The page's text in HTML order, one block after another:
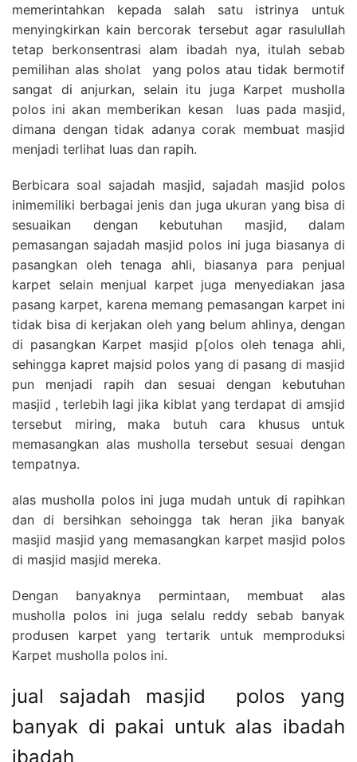
memerintahkan kepada salah satu istrinya untuk
menyingkirkan kain bercorak tersebut agar rasulullah
tetap berkonsentrasi alam ibadah nya, itulah sebab
pemilihan alas sholat yang polos atau tidak bermotif
sangat di anjurkan, selain itu juga Karpet musholla
polos ini akan memberikan kesan luas pada masjid,
dimana dengan tidak adanya corak membuat masjid
menjadi terlihat luas dan rapih.
Berbicara soal sajadah masjid, sajadah masjid polos
inimemiliki berbagai jenis dan juga ukuran yang bisa di
sesuaikan dengan kebutuhan masjid, dalam
pemasangan sajadah masjid polos ini juga biasanya di
pasangkan oleh tenaga ahli, biasanya para penjual
karpet selain menjual karpet juga menyediakan jasa
pasang karpet, karena memang pemasangan karpet ini
tidak bisa di kerjakan oleh yang belum ahlinya, dengan
di pasangkan Karpet masjid p[olos oleh tenaga ahli,
sehingga kapret majsid polos yang di pasang di masjid
pun menjadi rapih dan sesuai dengan kebutuhan
masjid , terlebih lagi jika kiblat yang terdapat di amsjid
tersebut miring, maka butuh cara khusus untuk
memasangkan alas musholla tersebut sesuai dengan
tempatnya.
alas musholla polos ini juga mudah untuk di rapihkan
dan di bersihkan sehoingga tak heran jika banyak
masjid masjid yang memasangkan karpet masjid polos
di masjid masjid mereka.
Dengan banyaknya permintaan, membuat alas
musholla polos ini juga selalu reddy sebab banyak
produsen karpet yang tertarik untuk memproduksi
Karpet musholla polos ini.
jual sajadah masjid polos yang
banyak di pakai untuk alas ibadah
ibadah